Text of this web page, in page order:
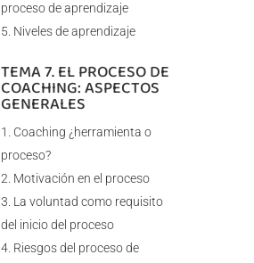
proceso de aprendizaje
Niveles de aprendizaje
TEMA 7. EL PROCESO DE
COACHING: ASPECTOS
GENERALES
Coaching ¿herramienta o
proceso?
Motivación en el proceso
La voluntad como requisito
del inicio del proceso
Riesgos del proceso de